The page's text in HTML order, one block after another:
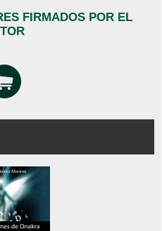
FIRMADOS POR EL